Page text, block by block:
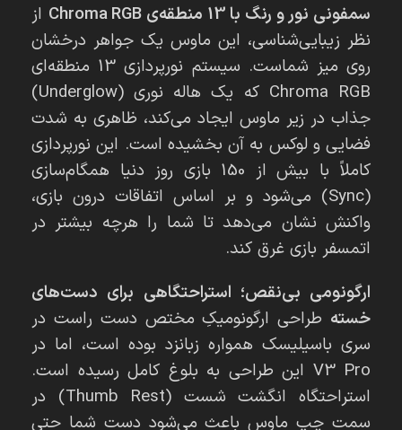
سمفونی نور و رنگ با 13 منطقه‌ی Chroma RGB
از
نظر زیبایی‌شناسی، این ماوس یک جواهر درخشان
روی میز شماست. سیستم نورپردازی 13 منطقه‌ای
Chroma RGB که یک هاله نوری (Underglow)
جذاب در زیر ماوس ایجاد می‌کند، ظاهری به شدت
فضایی و لوکس به آن بخشیده است. این نورپردازی
کاملاً با بیش از 150 بازی روز دنیا همگام‌سازی
(Sync) می‌شود و بر اساس اتفاقات درون بازی،
واکنش نشان می‌دهد تا شما را هرچه بیشتر در
اتمسفر بازی غرق کند.
ارگونومی بی‌نقص؛ استراحتگاهی برای دست‌های
خسته طراحی ارگونومیکِ مختص دست راست در
سری باسیلیسک همواره زبانزد بوده است، اما در
V3 Pro این طراحی به بلوغ کامل رسیده است.
استراحتگاه انگشت شست (Thumb Rest) در
سمت چپ ماوس باعث می‌شود دست شما حتی